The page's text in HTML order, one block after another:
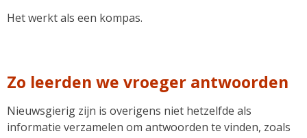
Het werkt als een kompas.
Zo leerden we vroeger antwoorden
Nieuwsgierig zijn is overigens niet hetzelfde als
informatie verzamelen om antwoorden te vinden, zoals